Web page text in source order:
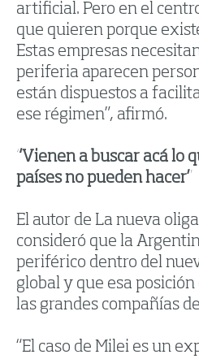
artificial. Pero en el
que quieren porque
Estas empresas
periferia aparecen
están dispuestos a
ese régimen”, afirmó.
“Vienen a buscar acá lo
países no pueden hacer”
El autor de La nueva
consideró que la
periférico dentro del
global y que esa
las grandes compañías
“El caso de Milei es un